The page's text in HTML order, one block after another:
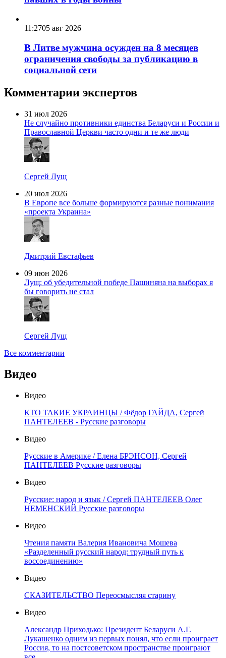
11:2705 авг 2026
В Литве мужчина осужден на 8 месяцев
ограничения свободы за публикацию в
социальной сети
Комментарии экспертов
31 июл 2026
Не случайно противники единства Беларуси и России и
Православной Церкви часто одни и те же люди
Сергей Лущ
20 июл 2026
В Европе все больше формируются разные понимания
«проекта Украина»
Дмитрий Евстафьев
09 июн 2026
Лущ: об убедительной победе Пашиняна на выборах я
бы говорить не стал
Сергей Лущ
Все комментарии
Видео
Видео
КТО ТАКИЕ УКРАИНЦЫ / Фёдор ГАЙДА, Сергей
ПАНТЕЛЕЕВ - Русские разговоры
Видео
Русские в Америке / Елена БРЭНСОН, Сергей
ПАНТЕЛЕЕВ Русские разговоры
Видео
Русские: народ и язык / Сергей ПАНТЕЛЕЕВ Олег
НЕМЕНСКИЙ Русские разговоры
Видео
Чтения памяти Валерия Ивановича Мошева
«Разделенный русский народ: трудный путь к
воссоединению»
Видео
СКАЗИТЕЛЬСТВО Переосмысляя старину
Видео
Александр Приходько: Президент Беларуси А.Г.
Лукашенко одним из первых понял, что если проиграет
Россия, то на постсоветском пространстве проиграют